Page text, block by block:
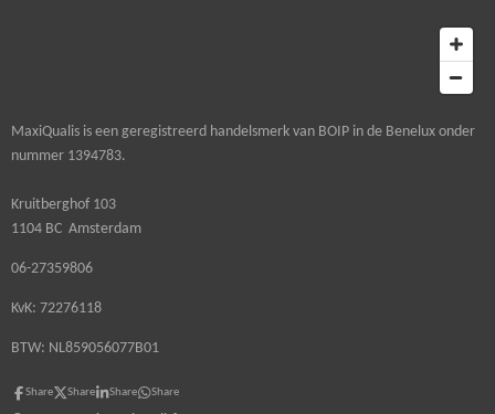
MaxiQualis is een geregistreerd handelsmerk van BOIP in de Benelux onder
nummer 1394783.
Kruitberghof 103
1104 BC Amsterdam
06-27359806
KvK: 72276118
BTW: NL859056077B01
Share Share Share Share